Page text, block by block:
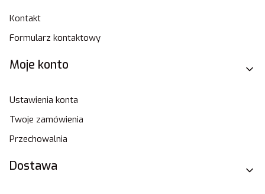
Kontakt
Formularz kontaktowy
Moje konto
Ustawienia konta
Twoje zamówienia
Przechowalnia
Dostawa